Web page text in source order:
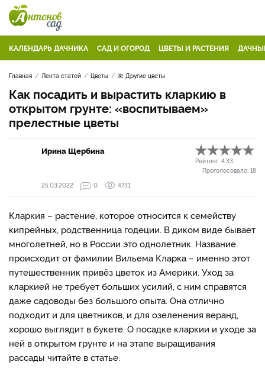
КАЛЕНДАРЬ ДАЧНИКА САД И ОГОРОД ЦВЕТЫ И РАСТЕНИЯ
Главная Лента статей Цветы 🌺 Другие цветы
Как посадить и вырастить кларкию в
открытом грунте: «воспитываем»
прелестные цветы
Ирина Щербина
Рейтинг: 4.33
Проголосовало: 18
25.03.2022
0 4731
Кларкия – растение, которое относится к семейству
кипрейных, родственница годеции. В диком виде бывает
многолетней, но в России это однолетник. Название
происходит от фамилии Вильема Кларка – именно этот
путешественник привёз цветок из Америки. Уход за
кларкией не требует больших усилий, с ним справятся
даже садоводы без большого опыта. Она отлично
подходит и для цветников, и для озеленения веранд,
хорошо выглядит в букете. О посадке кларкии и уходе за
ней в открытом грунте и на этапе выращивания
рассады читайте в статье.